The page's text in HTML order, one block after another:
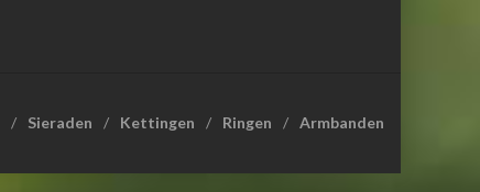
Sieraden Kettingen Ringen Armbanden